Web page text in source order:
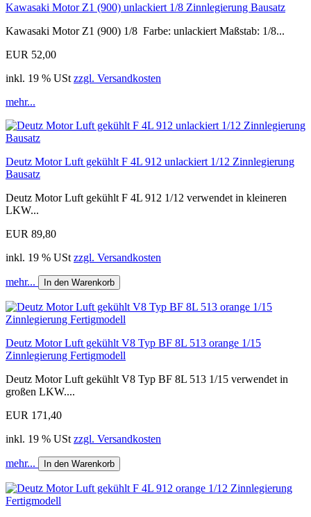
Kawasaki Motor Z1 (900) unlackiert 1/8 Zinnlegierung Bausatz
Kawasaki Motor Z1 (900) 1/8 Farbe: unlackiert Maßstab: 1/8...
EUR 52,00
inkl. 19 % USt zzgl. Versandkosten
mehr...
Deutz Motor Luft gekühlt F 4L 912 unlackiert 1/12 Zinnlegierung
Bausatz
Deutz Motor Luft gekühlt F 4L 912 1/12 verwendet in kleineren
LKW...
EUR 89,80
inkl. 19 % USt zzgl. Versandkosten
mehr... In den Warenkorb
Deutz Motor Luft gekühlt V8 Typ BF 8L 513 orange 1/15
Zinnlegierung Fertigmodell
Deutz Motor Luft gekühlt V8 Typ BF 8L 513 1/15 verwendet in
großen LKW....
EUR 171,40
inkl. 19 % USt zzgl. Versandkosten
mehr... In den Warenkorb